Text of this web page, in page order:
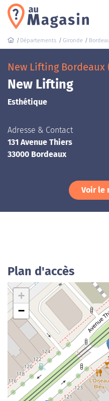
Départements Gironde
New Lifting Bordeaux
New Lifting
Esthétique
Adresse & Contact
131 Avenue Thiers
33000 Bordeaux
Voir le
Plan d'accès
+
−